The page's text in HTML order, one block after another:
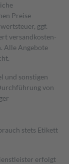
Preise
ggf.
versand­kosten­
Alle Angebote
und sonstigen
von
stets Etikett
erfolgt